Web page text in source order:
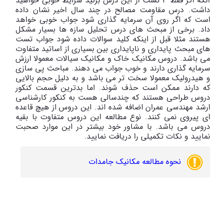
داشت. درس مقاومت مصالح در چند سال اخیر نشان داده
است که اگر روی آن سرمایه گذاری شود جواب خوبی خواهد
داد. برخی از مبحث های درس تحلیل سازه ها بسیار مشکل
هستند مثلا قبل از اینکه کلید سوالات داده شود جواب تست
های مبحث پایداری و ناپایداری بین بسیاری از اساتید متفاوت
می باشد. دروس مکانیک خاک و مکانیک سیالات معمولا ارزش
سرمایه گذاری دارند و خوب جواب می دهند. مباحث پی سازی
و هیدرولیک معمولا سخت تر می باشد و به دلیل حجم بالایی
که دارند ممکن است حذف شوند. اما بدترین قسمت کنکور
دروس طراحی هستند که چندسالی هست به کنکور کارشناسی
ارشد مهندسی عمران اضافه شده اند. این دروس از هیچ قاعده
ای پیروی نمی کنند. نوع مطالعه این دروس متفاوت با بقیه
دروس می باشد. با مشاور خود بیشتر در این موارد صحبت
نمایید و نکات تکمیلی را دریافت نمایید.
نحوه مطالعه مکانیک جامدات